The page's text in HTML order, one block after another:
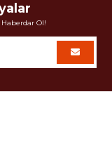
Haberdar Ol!